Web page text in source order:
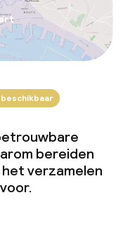
bereiden
verzamelen